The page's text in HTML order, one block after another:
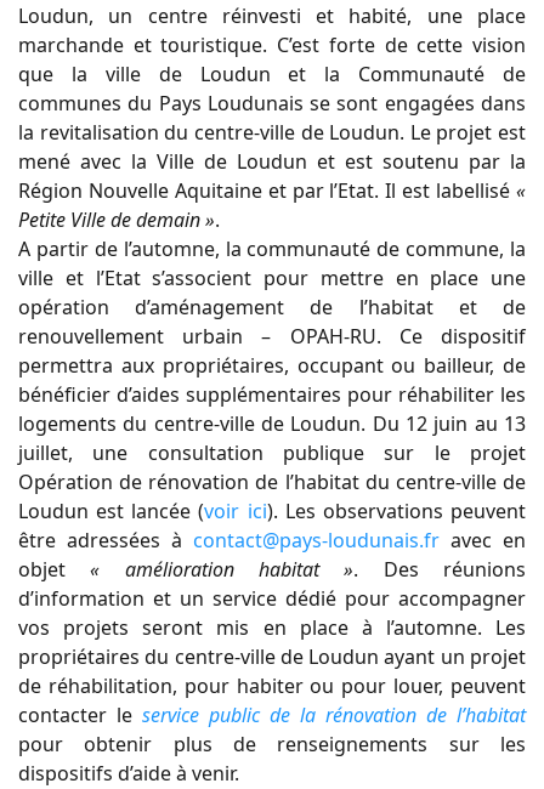
Loudun, un centre réinvesti et habité, une place
marchande et touristique. C’est forte de cette vision
que la ville de Loudun et la Communauté de
communes du Pays Loudunais se sont engagées dans
la revitalisation du centre-ville de Loudun. Le projet est
mené avec la Ville de Loudun et est soutenu par la
Région Nouvelle Aquitaine et par l’Etat. Il est labellisé «
Petite Ville de demain ».
A partir de l’automne, la communauté de commune, la
ville et l’Etat s’associent pour mettre en place une
opération d’aménagement de l’habitat et de
renouvellement urbain – OPAH-RU. Ce dispositif
permettra aux propriétaires, occupant ou bailleur, de
bénéficier d’aides supplémentaires pour réhabiliter les
logements du centre-ville de Loudun. Du 12 juin au 13
juillet, une consultation publique sur le projet
Opération de rénovation de l’habitat du centre-ville de
Loudun est lancée (voir ici). Les observations peuvent
être adressées à contact@pays-loudunais.fr avec en
objet« amélioration habitat ». Des réunions
d’information et un service dédié pour accompagner
vos projets seront mis en place à l’automne. Les
propriétaires du centre-ville de Loudun ayant un projet
de réhabilitation, pour habiter ou pour louer, peuvent
contacter le service public de la rénovation de l’habitat
pour obtenir plus de renseignements sur les
dispositifs d’aide à venir.